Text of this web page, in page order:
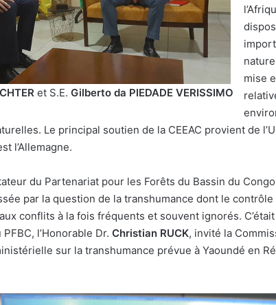
et S.E. Gilberto da PIEDADE VERISSIMO
mise
Le principal soutien de la CEEAC provient de
l’Allemagne.
du Partenariat pour les Forêts du Bassin du
par la question de la transhumance dont le
conflits à la fois fréquents et souvent ignorés. C’était
l’Honorable Dr. Christian RUCK, invité la
sur la transhumance prévue à Yaoundé en